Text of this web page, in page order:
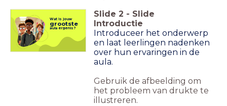
Wat is jouw
aula ergenis?
grootste
Slide 2 - Slide
Introductie
Introduceer het onderwerp
en laat leerlingen nadenken
over hun ervaringen in de
aula.
Gebruik de afbeelding om
het probleem van drukte te
illustreren.